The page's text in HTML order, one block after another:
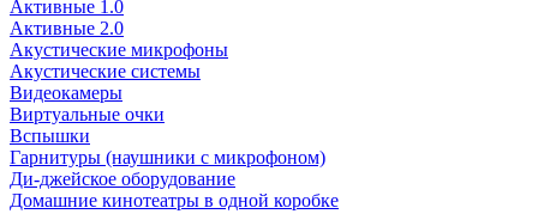
Активные 1.0
Активные 2.0
Акустические микрофоны
Акустические системы
Видеокамеры
Виртуальные очки
Вспышки
Гарнитуры (наушники с микрофоном)
Ди-джейское оборудование
Домашние кинотеатры в одной коробке